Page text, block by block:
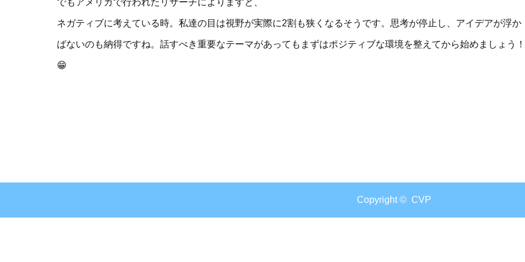
でもアメリカで行われたリサーチによりますと、
ネガティブに考えている時。私達の目は視野が実際に2割も狭くなるそうです。思考が停止し、アイデアが浮か
ばないのも納得ですね。話すべき重要なテーマがあってもまずはポジティブな環境を整えてから始めましょう！
😁
Copyright © CVP